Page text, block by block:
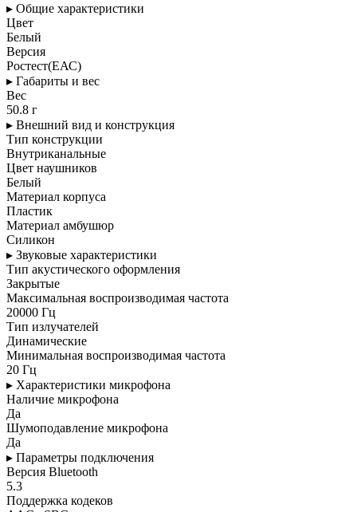
▸ Общие характеристики
Цвет
Белый
Версия
Pостест(ЕАС)
▸ Габариты и вес
Вес
50.8 г
▸ Внешний вид и конструкция
Тип конструкции
Внутриканальные
Цвет наушников
Белый
Материал корпуса
Пластик
Материал амбушюр
Силикон
▸ Звуковые характеристики
Тип акустического оформления
Закрытые
Максимальная воспроизводимая частота
20000 Гц
Тип излучателей
Динамические
Минимальная воспроизводимая частота
20 Гц
▸ Характеристики микрофона
Наличие микрофона
Да
Шумоподавление микрофона
Да
▸ Параметры подключения
Версия Bluetooth
5.3
Поддержка кодеков